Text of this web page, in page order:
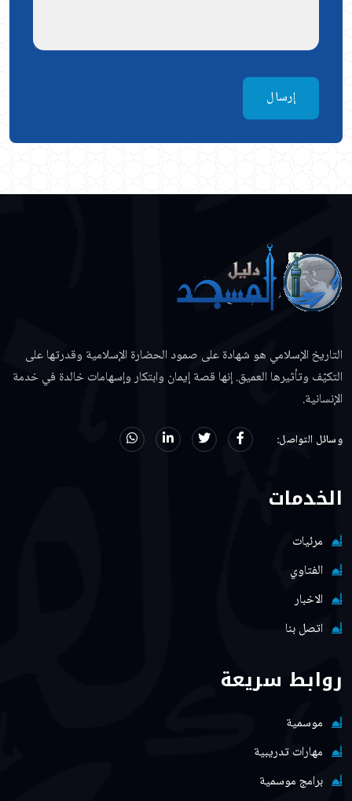
إرسال
التاريخ الإسلامي هو شهادة على صمود الحضارة الإسلامية وقدرتها على
التكيّف وتأثيرها العميق. إنها قصة إيمان وابتكار وإسهامات خالدة في خدمة
الإنسانية.
وسائل التواصل:
الخدمات
مرئيات
الفتاوي
الاخبار
اتصل بنا
روابط سريعة
موسمية
مهارات تدريبية
برامج موسمية